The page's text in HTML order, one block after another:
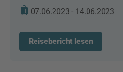
07.06.2023 - 14.06.2023
Reisebericht lesen